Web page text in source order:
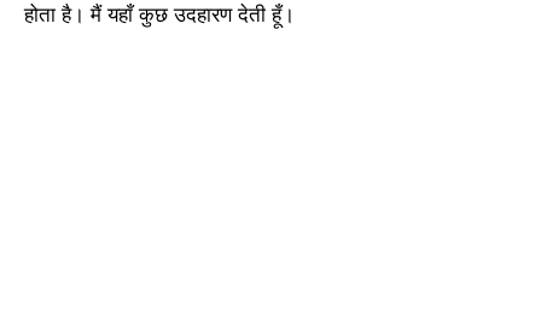
होता है। मैं यहाँ कुछ उदहारण देती हूँ।